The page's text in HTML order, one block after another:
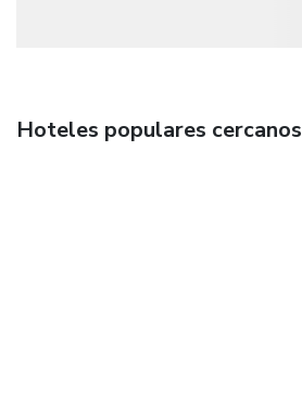
Hoteles populares cercanos